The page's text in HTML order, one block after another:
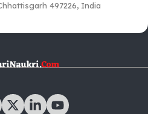
497226, India